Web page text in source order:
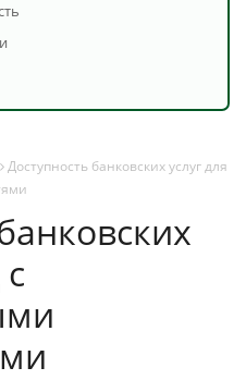
Доступность банковских услуг для